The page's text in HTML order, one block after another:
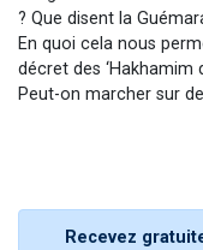
? Que disent la
En quoi cela nous
décret des
Peut-on marcher sur
Recevez